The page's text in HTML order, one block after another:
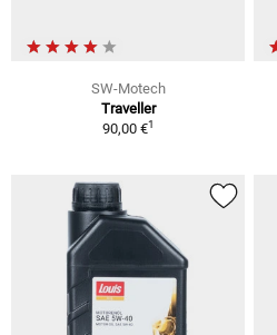
SW-Motech
Traveller
90,00 €1